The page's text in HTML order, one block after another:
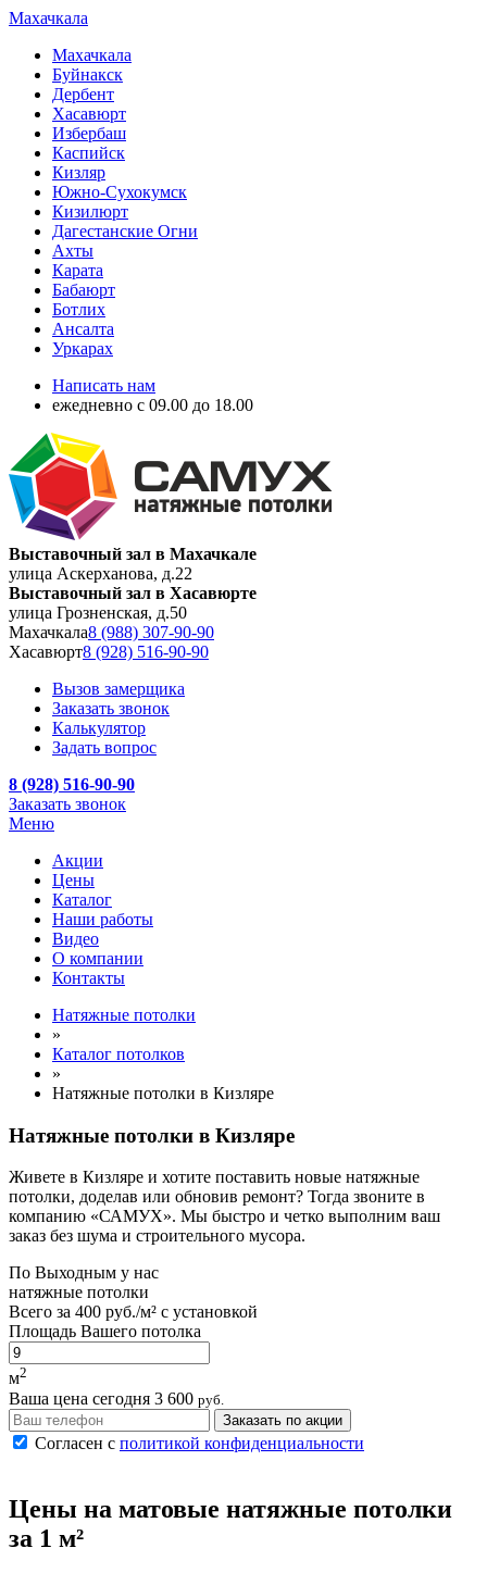
Махачкала
Махачкала
Буйнакск
Дербент
Хасавюрт
Избербаш
Каспийск
Кизляр
Южно-Сухокумск
Кизилюрт
Дагестанские Огни
Ахты
Карата
Бабаюрт
Ботлих
Ансалта
Уркарах
Написать нам
ежедневно с 09.00 до 18.00
Выставочный зал в Махачкале
улица Аскерханова, д.22
Выставочный зал в Хасавюрте
улица Грозненская, д.50
Махачкала8 (988) 307-90-90
Хасавюрт8 (928) 516-90-90
Вызов замерщика
Заказать звонок
Калькулятор
Задать вопрос
8 (928) 516-90-90
Заказать звонок
Меню
Акции
Цены
Каталог
Наши работы
Видео
О компании
Контакты
Натяжные потолки
»
Каталог потолков
»
Натяжные потолки в Кизляре
Натяжные потолки в Кизляре
Живете в Кизляре и хотите поставить новые натяжные
потолки, доделав или обновив ремонт? Тогда звоните в
компанию «САМУХ». Мы быстро и четко выполним ваш
заказ без шума и строительного мусора.
По Выходным у нас
натяжные потолки
Всего за 400 руб./м² с установкой
Площадь Вашего потолка
м2
Ваша цена сегодня 3 600 руб.
Заказать по акции
Согласен с политикой конфиденциальности
Цены на матовые натяжные потолки
за 1 м²